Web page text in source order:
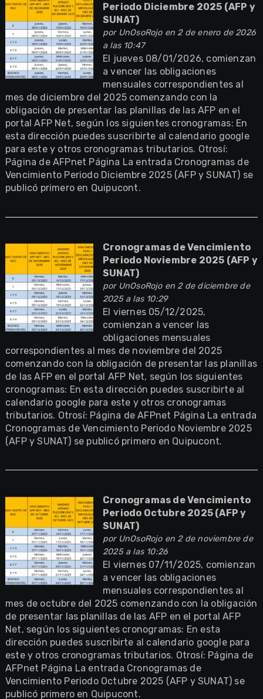
Periodo Diciembre 2025 (AFP y
SUNAT)
por UnOsoRojoen 2 de enero de 2026
a las 10:47
El jueves 08/01/2026, comienzan
a vencer las obligaciones
mensuales correspondientes al
mes de diciembre del 2025 comenzando con la
obligación de presentar las planillas de las AFP en el
portal AFP Net, según los siguientes cronogramas: En
esta dirección puedes suscribirte al calendario google
para este y otros cronogramas tributarios. Otrosí:
Página de AFPnet Página La entrada Cronogramas de
Vencimiento Periodo Diciembre 2025 (AFP y SUNAT) se
publicó primero en Quipucont.
Cronogramas de Vencimiento
Periodo Noviembre 2025 (AFP y
SUNAT)
por UnOsoRojoen 2 de diciembre de
2025 a las 10:29
El viernes 05/12/2025,
comienzan a vencer las
obligaciones mensuales
correspondientes al mes de noviembre del 2025
comenzando con la obligación de presentar las planillas
de las AFP en el portal AFP Net, según los siguientes
cronogramas: En esta dirección puedes suscribirte al
calendario google para este y otros cronogramas
tributarios. Otrosí: Página de AFPnet Página La entrada
Cronogramas de Vencimiento Periodo Noviembre 2025
(AFP y SUNAT) se publicó primero en Quipucont.
Cronogramas de Vencimiento
Periodo Octubre 2025 (AFP y
SUNAT)
por UnOsoRojoen 2 de noviembre de
2025 a las 10:26
El viernes 07/11/2025, comienzan
a vencer las obligaciones
mensuales correspondientes al
mes de octubre del 2025 comenzando con la obligación
de presentar las planillas de las AFP en el portal AFP
Net, según los siguientes cronogramas: En esta
dirección puedes suscribirte al calendario google para
este y otros cronogramas tributarios. Otrosí: Página de
AFPnet Página La entrada Cronogramas de
Vencimiento Periodo Octubre 2025 (AFP y SUNAT) se
publicó primero en Quipucont.